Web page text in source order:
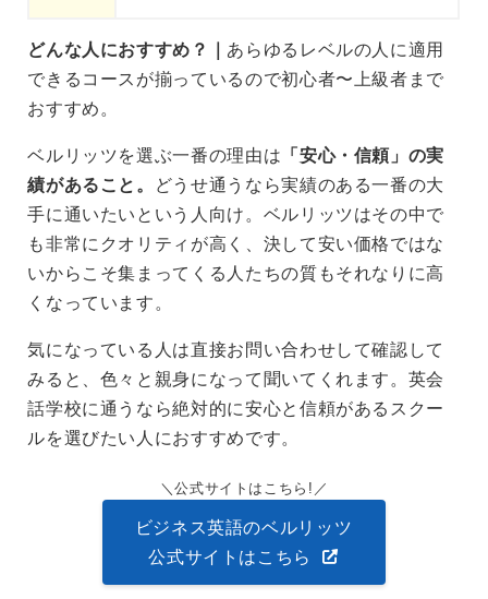
どんな人におすすめ？｜ あらゆるレベルの人に適用
できるコースが揃っているので初心者〜上級者まで
おすすめ。
ベルリッツを選ぶ一番の理由は 「安心・信頼」の実
績があること。
どうせ通うなら実績のある一番の大
手に通いたいという人向け。ベルリッツはその中で
も非常にクオリティが高く、決して安い価格ではな
いからこそ集まってくる人たちの質もそれなりに高
くなっています。
気になっている人は直接お問い合わせして確認して
みると、色々と親身になって聞いてくれます。英会
話学校に通うなら絶対的に安心と信頼があるスクー
ルを選びたい人におすすめです。
公式サイトはこちら!
ビジネス英語のベルリッツ
公式サイトはこちら